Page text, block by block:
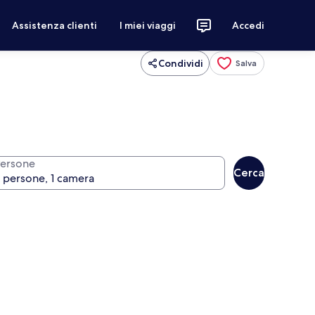
Assistenza clienti I miei viaggi Accedi
Condividi Salva
Cerca